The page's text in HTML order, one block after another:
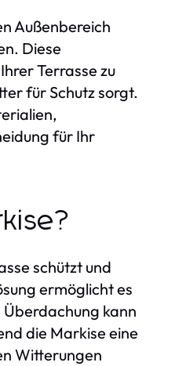
Außenbereich
Diese
Terrasse zu
für Schutz sorgt.
für Ihr
schützt und
ermöglicht es
kann
die Markise eine
Witterungen